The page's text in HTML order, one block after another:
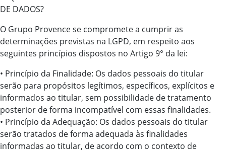
DE DADOS?
O Grupo Provence se compromete a cumprir as
determinações previstas na LGPD, em respeito aos
seguintes princípios dispostos no Artigo 9° da lei:
• Princípio da Finalidade: Os dados pessoais do titular
serão para propósitos legítimos, específicos, explícitos e
informados ao titular, sem possibilidade de tratamento
posterior de forma incompatível com essas finalidades.
• Princípio da Adequação: Os dados pessoais do titular
serão tratados de forma adequada às finalidades
informadas ao titular, de acordo com o contexto de